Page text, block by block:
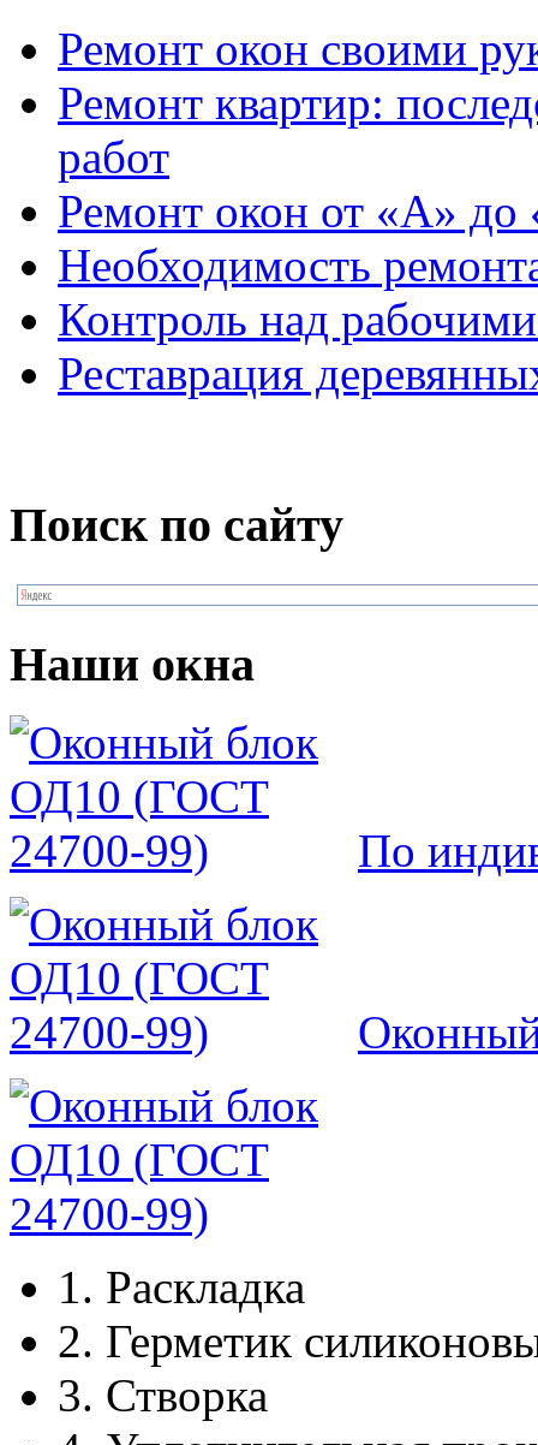
Ремонт окон своими
Ремонт квартир:
работ
Ремонт окон от «А» до
Необходимость
Контроль над
Реставрация
Поиск по сайту
Наши окна
По
1. Раскладка
2. Герметик
3. Створка